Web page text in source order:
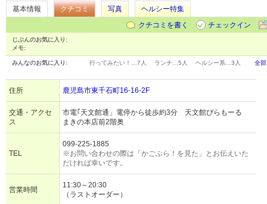
基本情報 クチコミ 写真
ヘルシー特集
クチコミを書く
チェックイン
じぶんのお気に入り:
メモ:
みんなのお気に入り: 行ってみたい！… 7人 ランチ… 5人 ヘルシー系… 3人 全
住所 鹿児島市東千石町16-16-2F
交通・アクセ
ス
市電｢天文館通」電停から徒歩約3分 天文館ぴらもーる
まきの本店前2階奥
TEL
099-225-1885
※お問い合わせの際は「かごぶら！を見た」とお伝えいた
だければ幸いです。
営業時間
11:30～20:30
（ラストオーダー）